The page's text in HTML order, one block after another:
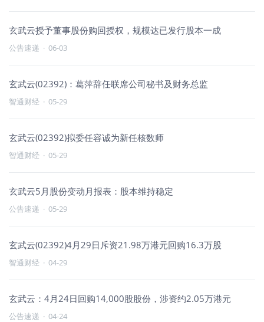
玄武云授予董事股份购回授权，规模达已发行股本一成
公告速递 · 06-03
玄武云(02392)：葛萍辞任联席公司秘书及财务总监
智通财经 · 05-29
玄武云(02392)拟委任容诚为新任核数师
智通财经 · 05-29
玄武云5月股份变动月报表：股本维持稳定
公告速递 · 05-29
玄武云(02392)4月29日斥资21.98万港元回购16.3万股
智通财经 · 04-29
玄武云：4月24日回购14,000股股份，涉资约2.05万港元
公告速递 · 04-24